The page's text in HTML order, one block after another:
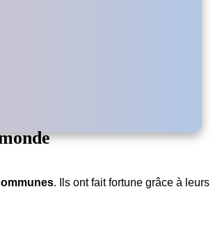
. Ils ont fait fortune grâce à leurs